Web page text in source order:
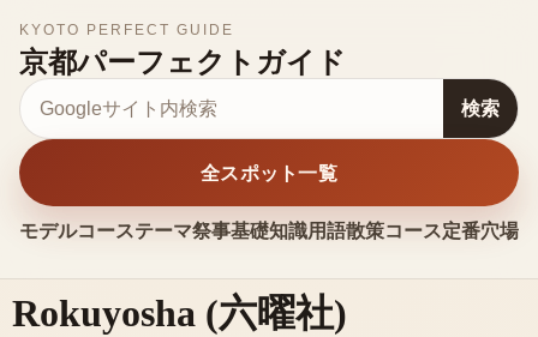
KYOTO PERFECT GUIDE
京都パーフェクトガイド
モデルコーステーマ祭事基礎知識用語散策コース定番穴場
サイト内検索
検索
全スポット一覧
Rokuyosha (六曜社)